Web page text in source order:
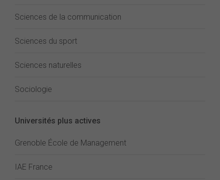
Sciences de la communication
Sciences du sport
Sciences naturelles
Sociologie
Universités plus actives
Grenoble École de Management
IAE France